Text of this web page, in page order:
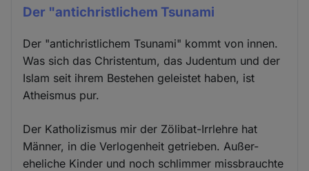
Der "antichristlichem Tsunami
Der "antichristlichem Tsunami" kommt von innen.
Was sich das Christentum, das Judentum und der
Islam seit ihrem Bestehen geleistet haben, ist
Atheismus pur.
Der Katholizismus mir der Zölibat-Irrlehre hat
Männer, in die Verlogenheit getrieben. Außer-
eheliche Kinder und noch schlimmer missbrauchte